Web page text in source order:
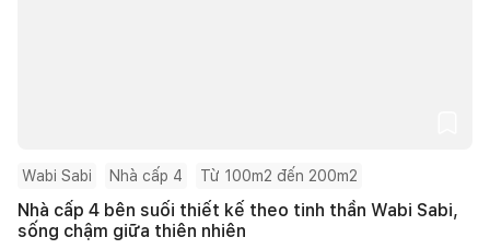
Wabi Sabi Nhà cấp 4 Từ 100m2 đến 200m2
Nhà cấp 4 bên suối thiết kế theo tinh thần Wabi Sabi,
sống chậm giữa thiên nhiên